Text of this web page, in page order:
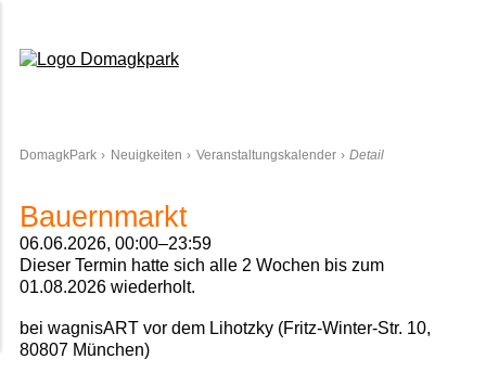
DomagkPark Neuigkeiten Veranstaltungskalender Detail
Bauernmarkt
06.06.2026, 00:00–23:59
Dieser Termin hatte sich alle 2 Wochen bis zum
01.08.2026 wiederholt.
bei wagnisART vor dem Lihotzky (Fritz-Winter-Str. 10,
80807 München)